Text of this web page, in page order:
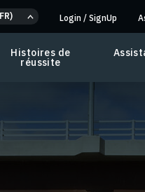
Login / SignUp
Histoires de
réussite